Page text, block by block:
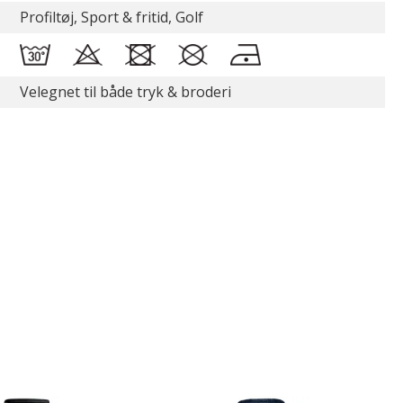
Profiltøj, Sport & fritid, Golf
Velegnet til både tryk & broderi